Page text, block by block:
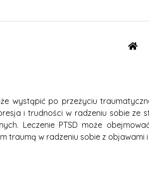
wystąpić po przeżyciu
i trudności w radzeniu sobie ze
Leczenie PTSD może
traumą w radzeniu sobie z